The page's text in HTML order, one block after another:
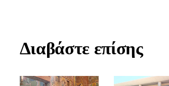
Διαβάστε επίσης